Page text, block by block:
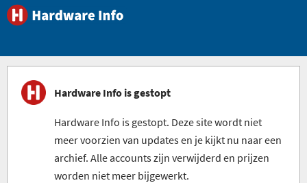
Hardware Info is gestopt
Hardware Info is gestopt. Deze site wordt niet
meer voorzien van updates en je kijkt nu naar een
archief. Alle accounts zijn verwijderd en prijzen
worden niet meer bijgewerkt.